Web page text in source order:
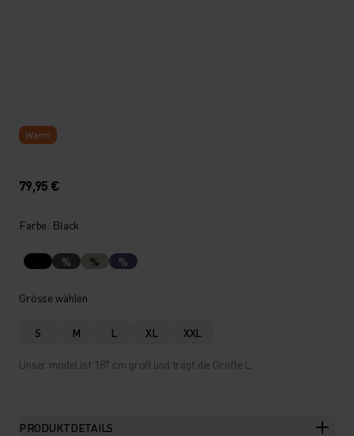
Warm
79,95 €
Farbe: Black
% % %
Grösse wählen
S M L XL XXL
Unser model ist 187 cm groß und trägt die Größe L.
PRODUKTDETAILS